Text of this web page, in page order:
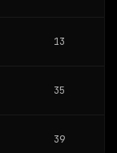
13
35
39